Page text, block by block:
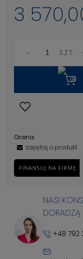
3
SZT.
Ocena:
zapytaj o produkt
FINANSUJ NA FIRMĘ
NASI
DORADZĄ
+48 792